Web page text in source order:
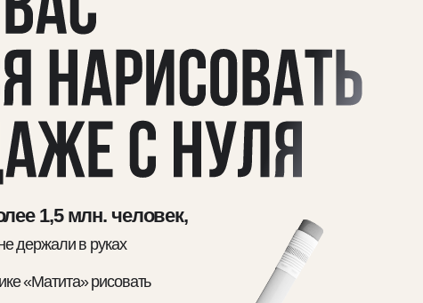
по версии
успешных
выставках